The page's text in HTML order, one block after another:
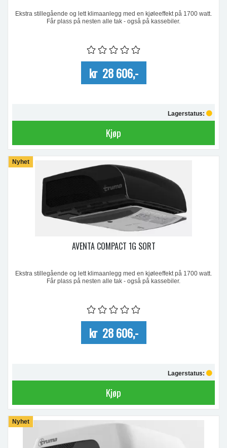
Ekstra stillegående og lett klimaanlegg med en kjøleeffekt på 1700 watt.
Får plass på nesten alle tak - også på kassebiler.
kr 28 606,-
Lagerstatus:
Kjøp
Nyhet
AVENTA COMPACT 1G SORT
Ekstra stillegående og lett klimaanlegg med en kjøleeffekt på 1700 watt.
Får plass på nesten alle tak - også på kassebiler.
kr 28 606,-
Lagerstatus:
Kjøp
Nyhet